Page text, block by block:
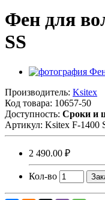
Фен для
SS
Производитель: Ksitex
Код товара: 10657-50
Доступность: Сроки и
Артикул: Ksitex F-1400
2 490.00 ₽
Кол-во